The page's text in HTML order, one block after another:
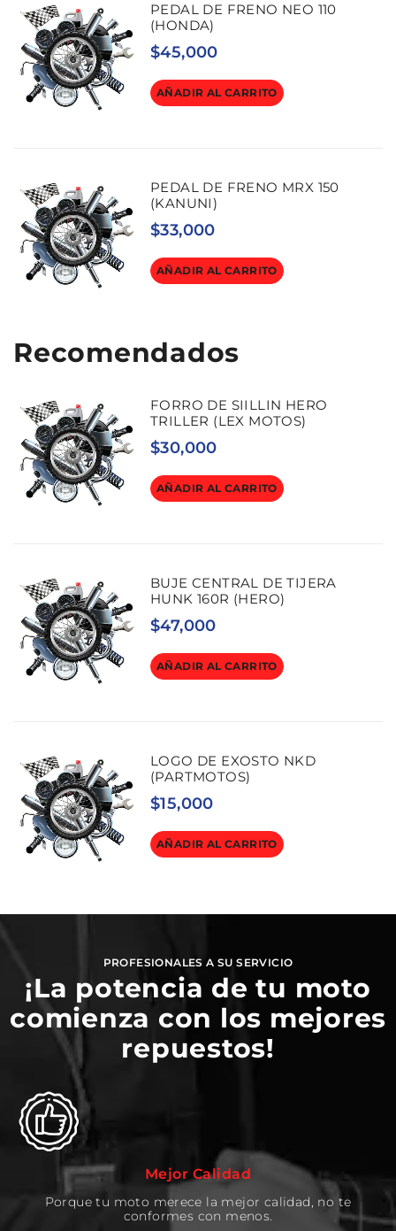
PEDAL DE FRENO NEO 110
(HONDA)
$45,000
AÑADIR AL CARRITO
PEDAL DE FRENO MRX 150
(KANUNI)
$33,000
AÑADIR AL CARRITO
Recomendados
FORRO DE SIILLIN HERO
TRILLER (LEX MOTOS)
$30,000
AÑADIR AL CARRITO
BUJE CENTRAL DE TIJERA
HUNK 160R (HERO)
$47,000
AÑADIR AL CARRITO
LOGO DE EXOSTO NKD
(PARTMOTOS)
$15,000
AÑADIR AL CARRITO
PROFESIONALES A SU SERVICIO
¡La potencia de tu moto
comienza con los mejores
repuestos!
Mejor Calidad
Porque tu moto merece la mejor calidad, no te
conformes con menos.